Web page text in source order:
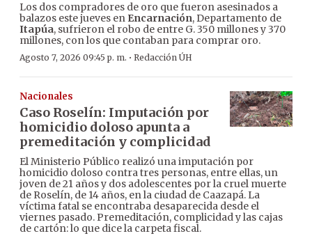
Los dos compradores de oro que fueron asesinados a
balazos este jueves en Encarnación, Departamento de
Itapúa, sufrieron el robo de entre G. 350 millones y 370
millones, con los que contaban para comprar oro.
Agosto 7, 2026 09:45 p. m. · Redacción ÚH
Nacionales
Caso Roselín: Imputación por
homicidio doloso apunta a
premeditación y complicidad
El Ministerio Público realizó una imputación por
homicidio doloso contra tres personas, entre ellas, un
joven de 21 años y dos adolescentes por la cruel muerte
de Roselín, de 14 años, en la ciudad de Caazapá. La
víctima fatal se encontraba desaparecida desde el
viernes pasado. Premeditación, complicidad y las cajas
de cartón: lo que dice la carpeta fiscal.